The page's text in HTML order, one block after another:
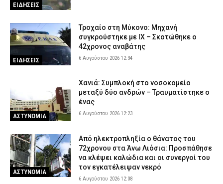
ΕΙΔΗΣΕΙΣ
ΕΙΔΗΣΕΙΣ
Τροχαίο στη Μύκονο: Μηχανή
συγκρούστηκε με ΙΧ – Σκοτώθηκε ο
42χρονος αναβάτης
6 Αυγούστου 2026 12:34
ΑΣΤΥΝΟΜΙΑ
Χανιά: Συμπλοκή στο νοσοκομείο
μεταξύ δύο ανδρών – Τραυματίστηκε ο
ένας
6 Αυγούστου 2026 12:23
ΑΣΤΥΝΟΜΙΑ
Από ηλεκτροπληξία ο θάνατος του
72χρονου στα Άνω Λιόσια: Προσπάθησε
να κλέψει καλώδια και οι συνεργοί του
τον εγκατέλειψαν νεκρό
6 Αυγούστου 2026 12:08